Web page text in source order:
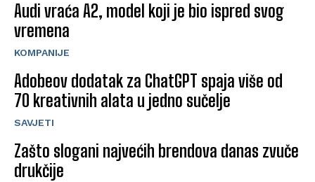
Audi vraća A2, model koji je bio ispred svog
vremena
KOMPANIJE
Adobeov dodatak za ChatGPT spaja više od
70 kreativnih alata u jedno sučelje
SAVJETI
Zašto slogani najvećih brendova danas zvuče
drukčije